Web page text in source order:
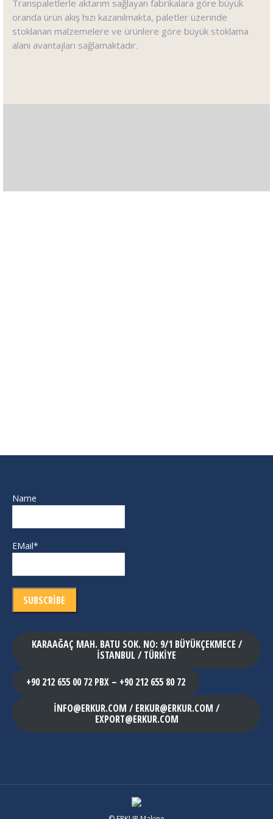
Transpaletlerle aktarım sağlayan fabrikalara göre büyük
oranda ürün akış hızı kazanılmakta, paletler üzerinde
stoklanan malzemelere ve ürünlere göre büyük stoklama
alanı avantajları sağlamaktadır.
Name
EMail*
KARAAĞAÇ MAH. BATU SOK. NO: 9/1 BÜYÜKÇEKMECE /
İSTANBUL / TÜRKİYE
+90 212 655 00 72 PBX – +90 212 655 80 72
INFO@ERKUR.COM / ERKUR@ERKUR.COM /
EXPORT@ERKUR.COM